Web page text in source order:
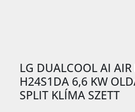
LG DUALCOOL AI AIR
H24S1DA 6,6 KW
SPLIT KLÍMA SZETT